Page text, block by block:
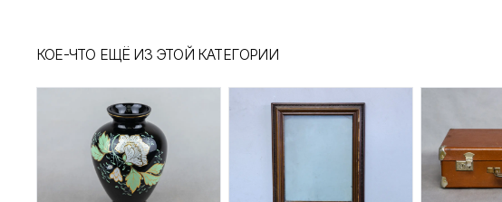
КОЕ-ЧТО ЕЩЁ ИЗ ЭТОЙ КАТЕГОРИИ